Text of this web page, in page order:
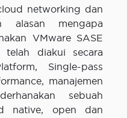
networking dan
alasan mengapa
VMware SASE
diakui secara
Single-pass
manajemen
sebuah
native, open dan